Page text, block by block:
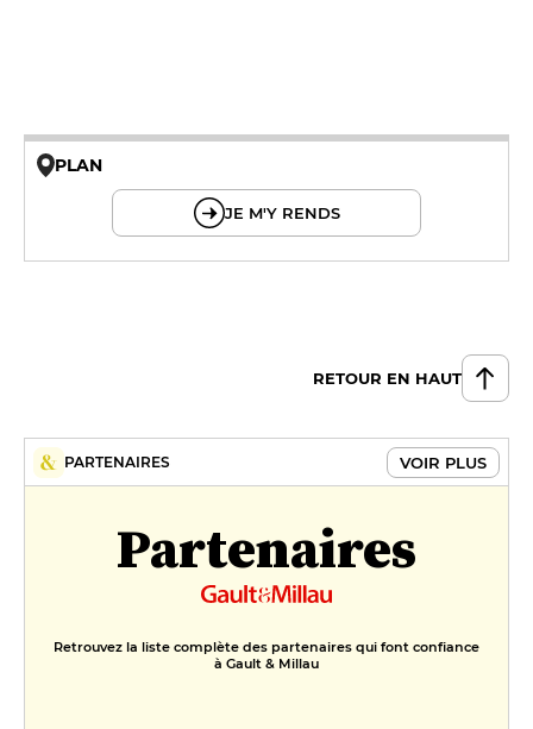
PLAN
JE M'Y RENDS
RETOUR EN HAUT
PARTENAIRES VOIR PLUS
Partenaires
Retrouvez la liste complète des partenaires qui font confiance
à Gault & Millau